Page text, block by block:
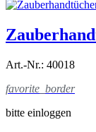
Art.-Nr.: 40018
favorite_border
bitte einloggen